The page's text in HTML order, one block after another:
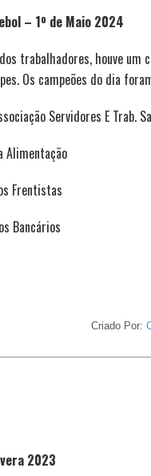
– 1º de Maio 2024
trabalhadores, houve
Os campeões do dia
Servidores E Trab.
Alimentação
Frentistas
Bancários
Criado Por:
2023